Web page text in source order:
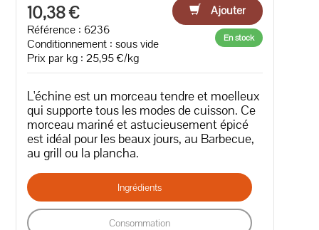
10,38 €
Ajouter
Référence : 6236
Conditionnement : sous vide
Prix par kg : 25,95 €/kg
En stock
L'échine est un morceau tendre et moelleux
qui supporte tous les modes de cuisson. Ce
morceau mariné et astucieusement épicé
est idéal pour les beaux jours, au Barbecue,
au grill ou la plancha.
Ingrédients
Consommation